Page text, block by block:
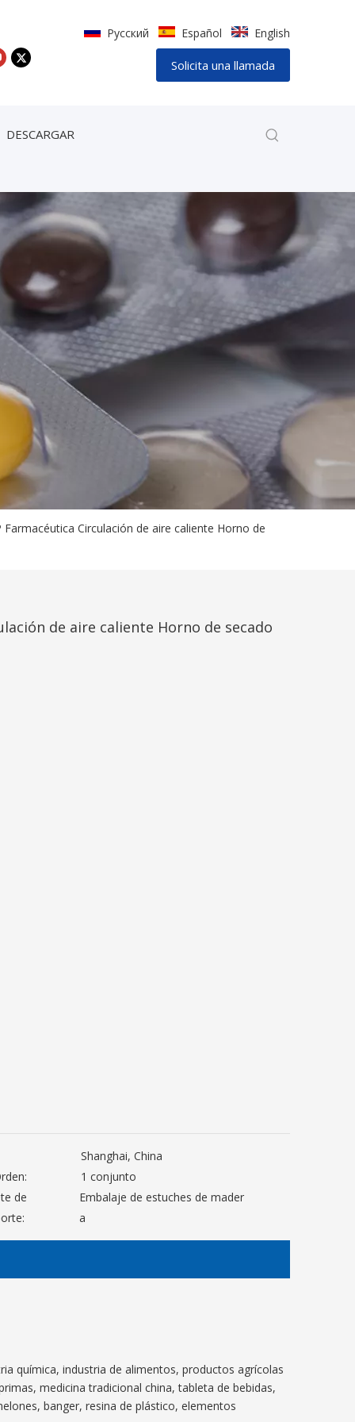
Pусский Español English
Solicita una llamada
DESCARGAR
Farmacéutica Circulación de aire caliente Horno de
de aire caliente Horno de secado
Shanghai, China
1 conjunto
de
Embalaje de estuches de mader
a
química, industria de alimentos, productos agrícolas
medicina tradicional china, tableta de bebidas,
banger, resina de plástico, elementos